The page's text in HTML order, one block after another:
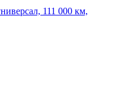
111 000 км,